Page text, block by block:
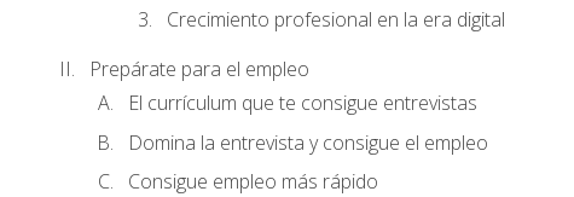
Crecimiento profesional en la era digital
Prepárate para el empleo
El currículum que te consigue entrevistas
Domina la entrevista y consigue el empleo
Consigue empleo más rápido